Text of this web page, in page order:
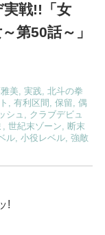
実戦!!「女
第50話～」
美, 実践, 北斗の拳
, 有利区間 , 保留, 偶
シュ , クラブデビュ
, 世紀末ゾーン, 断末
ル, 小役レベル, 強敵
!